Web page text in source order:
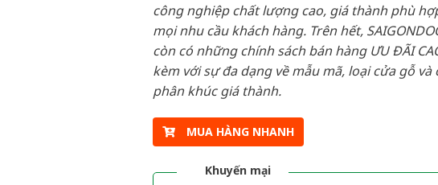
công nghiệp chất lượng cao, giá thành phù
mọi nhu cầu khách hàng. Trên hết,
còn có những chính sách bán hàng ƯU ĐÃI
kèm với sự đa dạng về mẫu mã, loại cửa gỗ và
phân khúc giá thành.
MUA HÀNG NHANH
Khuyến mại